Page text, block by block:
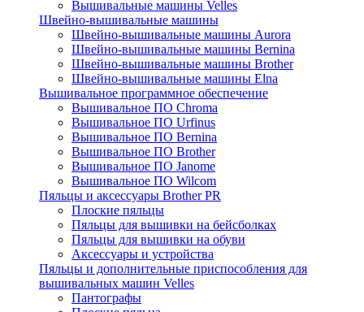
Вышивальные машины Velles
Швейно-вышивальные машины
Швейно-вышивальные машины Aurora
Швейно-вышивальные машины Bernina
Швейно-вышивальные машины Brother
Швейно-вышивальные машины Elna
Вышивальное программное обеспечение
Вышивальное ПО Chroma
Вышивальное ПО Urfinus
Вышивальное ПО Bernina
Вышивальное ПО Brother
Вышивальное ПО Janome
Вышивальное ПО Wilcom
Пяльцы и аксессуары Brother PR
Плоские пяльцы
Пяльцы для вышивки на бейсболках
Пяльцы для вышивки на обуви
Аксессуары и устройства
Пяльцы и дополнительные приспособления для
вышивальных машин Velles
Пантографы